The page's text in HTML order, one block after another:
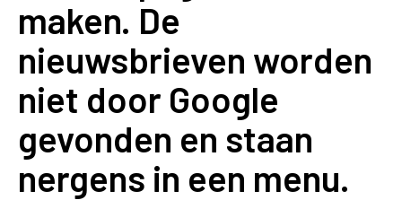
maken. De
nieuwsbrieven worden
niet door Google
gevonden en staan
nergens in een menu.